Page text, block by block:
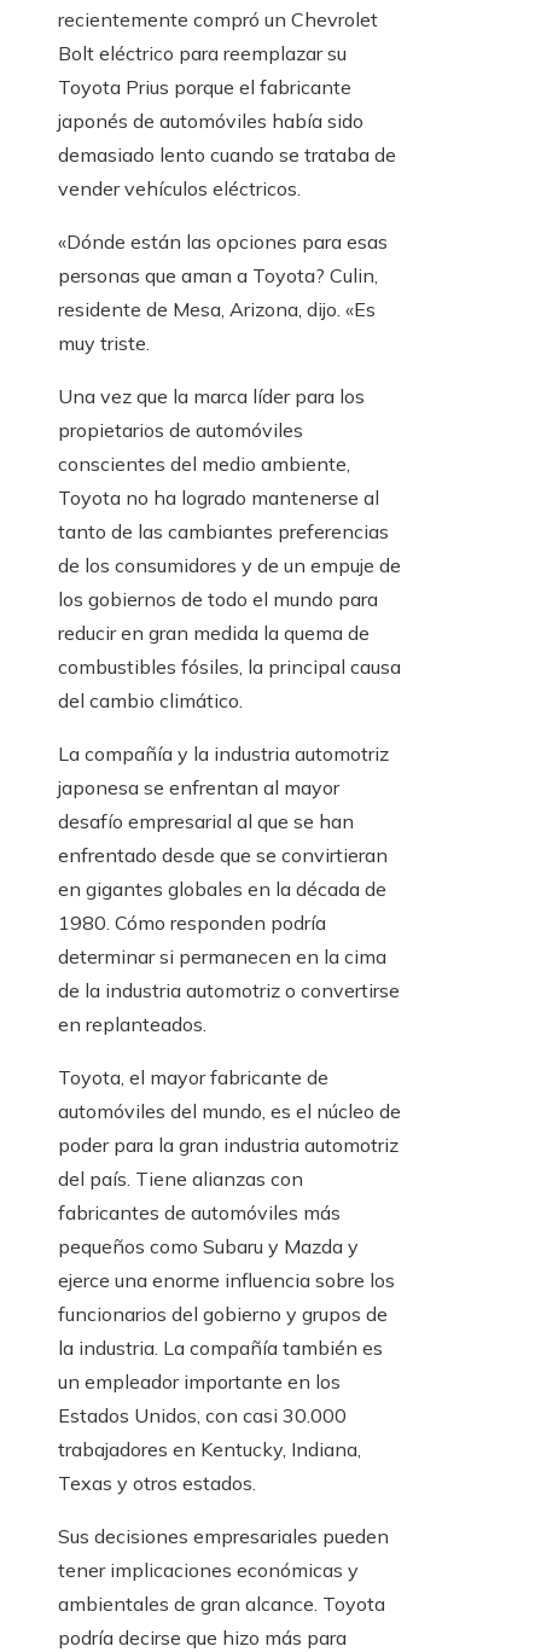
recientemente compró un Chevrolet
Bolt eléctrico para reemplazar su
Toyota Prius porque el fabricante
japonés de automóviles había sido
demasiado lento cuando se trataba de
vender vehículos eléctricos.
«Dónde están las opciones para esas
personas que aman a Toyota? Culin,
residente de Mesa, Arizona, dijo. «Es
muy triste.
Una vez que la marca líder para los
propietarios de automóviles
conscientes del medio ambiente,
Toyota no ha logrado mantenerse al
tanto de las cambiantes preferencias
de los consumidores y de un empuje de
los gobiernos de todo el mundo para
reducir en gran medida la quema de
combustibles fósiles, la principal causa
del cambio climático.
La compañía y la industria automotriz
japonesa se enfrentan al mayor
desafío empresarial al que se han
enfrentado desde que se convirtieran
en gigantes globales en la década de
1980. Cómo responden podría
determinar si permanecen en la cima
de la industria automotriz o convertirse
en replanteados.
Toyota, el mayor fabricante de
automóviles del mundo, es el núcleo de
poder para la gran industria automotriz
del país. Tiene alianzas con
fabricantes de automóviles más
pequeños como Subaru y Mazda y
ejerce una enorme influencia sobre los
funcionarios del gobierno y grupos de
la industria. La compañía también es
un empleador importante en los
Estados Unidos, con casi 30.000
trabajadores en Kentucky, Indiana,
Texas y otros estados.
Sus decisiones empresariales pueden
tener implicaciones económicas y
ambientales de gran alcance. Toyota
podría decirse que hizo más para